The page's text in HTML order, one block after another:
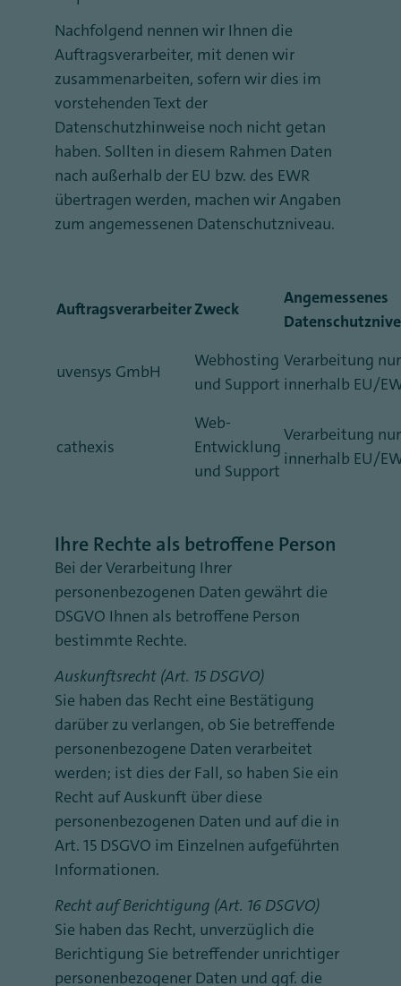
Nachfolgend nennen wir Ihnen die
Auftragsverarbeiter, mit denen wir
zusammenarbeiten, sofern wir dies im
vorstehenden Text der
Datenschutzhinweise noch nicht getan
haben. Sollten in diesem Rahmen Daten
nach außerhalb der EU bzw. des EWR
übertragen werden, machen wir Angaben
zum angemessenen Datenschutzniveau.
AuftragsverarbeiterZweck
Angemessenes
uvensys GmbH
Webhosting
und Support
Verarbeitung nur
innerhalb EU/
cathexis
Web-
Entwicklung
und Support
Verarbeitung nur
innerhalb EU/
Ihre Rechte als betroffene Person
Bei der Verarbeitung Ihrer
personenbezogenen Daten gewährt die
DSGVO Ihnen als betroffene Person
bestimmte Rechte.
Auskunftsrecht (Art. 15 DSGVO)
Sie haben das Recht eine Bestätigung
darüber zu verlangen, ob Sie betreffende
personenbezogene Daten verarbeitet
werden; ist dies der Fall, so haben Sie ein
Recht auf Auskunft über diese
personenbezogenen Daten und auf die in
Art. 15 DSGVO im Einzelnen aufgeführten
Informationen.
Recht auf Berichtigung (Art. 16 DSGVO)
Sie haben das Recht, unverzüglich die
Berichtigung Sie betreffender unrichtiger
personenbezogener Daten und ggf. die